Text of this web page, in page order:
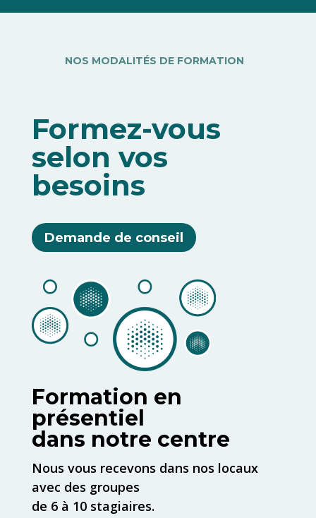
NOS MODALITÉS DE FORMATION
Formez-vous
selon vos
besoins
Demande de conseil
Formation en
présentiel
dans notre centre
Nous vous recevons dans nos locaux
avec des groupes
de 6 à 10 stagiaires.